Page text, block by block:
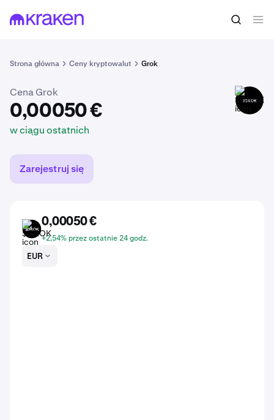
Strona główna Ceny kryptowalut Grok
0,00050 € Kup $GROK
Cena Grok
0,00050 €
w ciągu ostatnich
$GROK
Zarejestruj się
$GROK
0,00050 €
+2,54% przez ostatnie 24 godz.
EUR